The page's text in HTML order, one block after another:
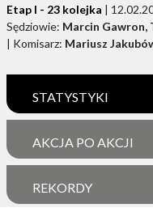
Etap I - 23 kolejka |
Sędziowie: Marcin Gawron,
| Komisarz: Mariusz
STATYSTYKI
AKCJA PO AKCJI
REKORDY